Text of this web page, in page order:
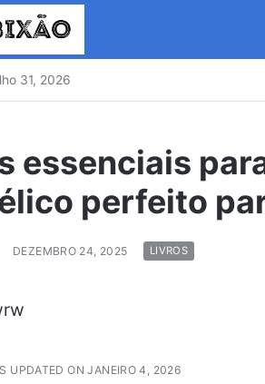
31, 2026
essenciais
perfeito
DEZEMBRO 24, 2025 LIVROS
UPDATED ON JANEIRO 4, 2026